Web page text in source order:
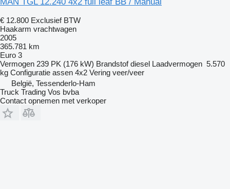
€ 12.800 Exclusief BTW
Haakarm vrachtwagen
2005
365.781 km
Euro 3
Vermogen 239 PK (176 kW) Brandstof diesel Laadvermogen 5.570
kg Configuratie assen 4x2 Vering veer/veer
België, Tessenderlo-Ham
Truck Trading Vos bvba
Contact opnemen met verkoper